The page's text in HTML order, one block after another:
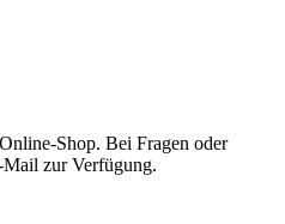
Shop. Bei Fragen oder
zur Verfügung.